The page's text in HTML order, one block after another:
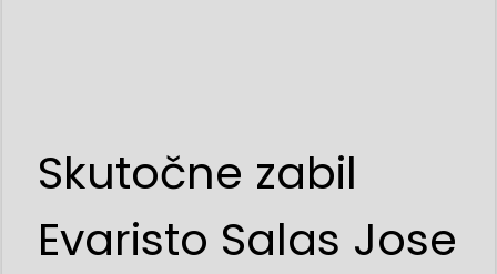
Skutočne zabil
Evaristo Salas Jose